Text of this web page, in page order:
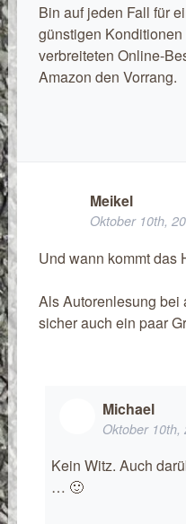
Bin auf jeden Fall für
günstigen
verbreiteten Online-
Amazon den Vorrang.
Meikel
Oktober 10th,
Und wann kommt das
Als Autorenlesung bei
sicher auch ein paar
Michael
Oktober 10th,
Kein Witz. Auch
… 🙂